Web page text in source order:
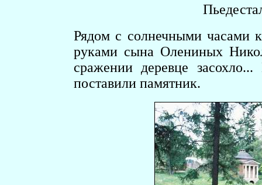
Рядом с солнечными часами
руками сына Олениных
сражении деревце
поставили памятник.